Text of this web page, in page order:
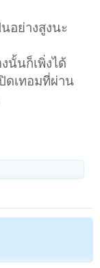
อย่างสูงนะ
นั้นก็เพิ่งได้
ดเทอมที่ผ่าน